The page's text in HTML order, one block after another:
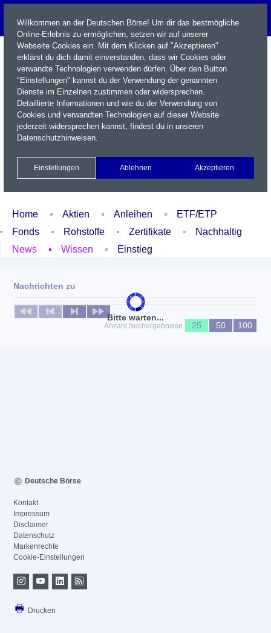
Name / WKN / ISIN / Kürzel
Xetra Realtime
Watchlist Portfolio Login
Home Aktien Anleihen
ETF/ETP
Fonds
Rohstoffe Zertifikate
Nachhaltig
News
Wissen Einstieg
Bitte warten...
Nachrichten zu
Keine News verfügbar
Anzahl Suchergebnisse
25 50 100
Willkommen an der Deutschen Börse! Um dir das bestmögliche
Online-Erlebnis zu ermöglichen, setzen wir auf unserer
Webseite Cookies ein. Mit dem Klicken auf "Akzeptieren"
erklärst du dich damit einverstanden, dass wir Cookies oder
verwandte Technologien verwenden dürfen. Über den Button
"Einstellungen" kannst du der Verwendung der genannten
Dienste im Einzelnen zustimmen oder widersprechen.
Detaillierte Informationen und wie du der Verwendung von
Cookies und verwandten Technologien auf dieser Website
jederzeit widersprechen kannst, findest du in unseren
Datenschutzhinweisen.
Einstellungen Ablehnen Akzeptieren
Deutsche Börse
Kontakt
Impressum
Disclaimer
Datenschutz
Markenrechte
Cookie-Einstellungen
Drucken